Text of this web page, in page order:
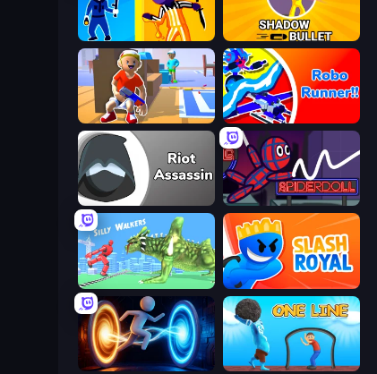
Shadow Bullet
Blaster Pranks Robo Runner
Riot Assassin SpiderDoll
Silly Walkers Slash Royal
Portal Escape One Line